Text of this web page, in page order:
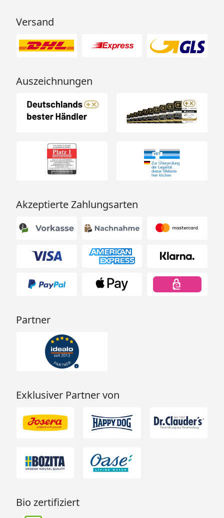
Versand
Auszeichnungen
Akzeptierte Zahlungsarten
Partner
Exklusiver Partner von
Bio zertifiziert